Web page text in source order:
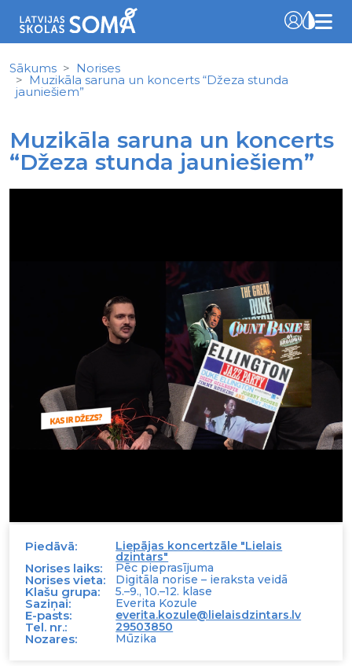
Sākums Norises
Muzikāla saruna un koncerts “Džeza stunda
jauniešiem”
Muzikāla saruna un koncerts
“Džeza stunda jauniešiem”
Piedāvā: Liepājas koncertzāle "Lielais
dzintars"
Norises laiks: Pēc pieprasījuma
Norises vieta: Digitāla norise – ieraksta veidā
Klašu grupa: 5.–9., 10.–12. klase
Saziņai: Everita Kozule
E-pasts: everita.kozule@lielaisdzintars.lv
Tel. nr.: 29503850
Nozares: Mūzika